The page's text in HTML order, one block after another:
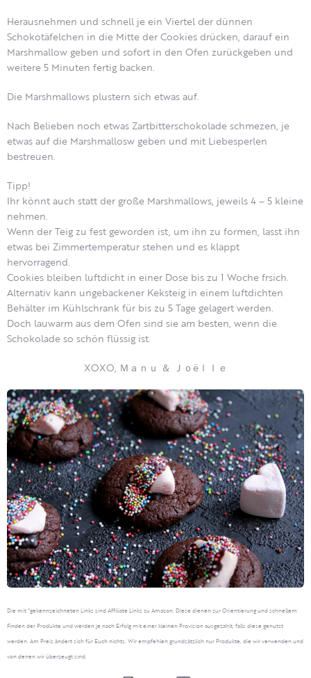
Herausnehmen und schnell je ein Viertel der dünnen
Schokotäfelchen in die Mitte der Cookies drücken, darauf ein
Marshmallow geben und sofort in den Ofen zurückgeben und
weitere 5 Minuten fertig backen.
Die Marshmallows plustern sich etwas auf.
Nach Belieben noch etwas Zartbitterschokolade schmezen, je
etwas auf die Marshmallosw geben und mit Liebesperlen
bestreuen.
Tipp!
Ihr könnt auch statt der große Marshmallows, jeweils 4 – 5 kleine
nehmen.
Wenn der Teig zu fest geworden ist, um ihn zu formen, lasst ihn
etwas bei Zimmertemperatur stehen und es klappt
hervorragend.
Cookies bleiben luftdicht in einer Dose bis zu 1 Woche frsich.
Alternativ kann ungebackener Keksteig in einem luftdichten
Behälter im Kühlschrank für bis zu 5 Tage gelagert werden.
Doch lauwarm aus dem Ofen sind sie am besten, wenn die
Schokolade so schön flüssig ist.
XOXO, Ｍａｎｕ ＆ Ｊｏëｌｌｅ
Die mit *gekennzeichneten Links sind Affiliate Links zu Amazon. Diese dienen zur Orientierung und schnellem
Finden der Produkte und werden je nach Erfolg mit einer kleinen Provision ausgezahlt, falls diese genutzt
werden. Am Preis ändert sich für Euch nichts. Wir empfehlen grundsätzlich nur Produkte, die wir verwenden und
von denen wir überzeugt sind.